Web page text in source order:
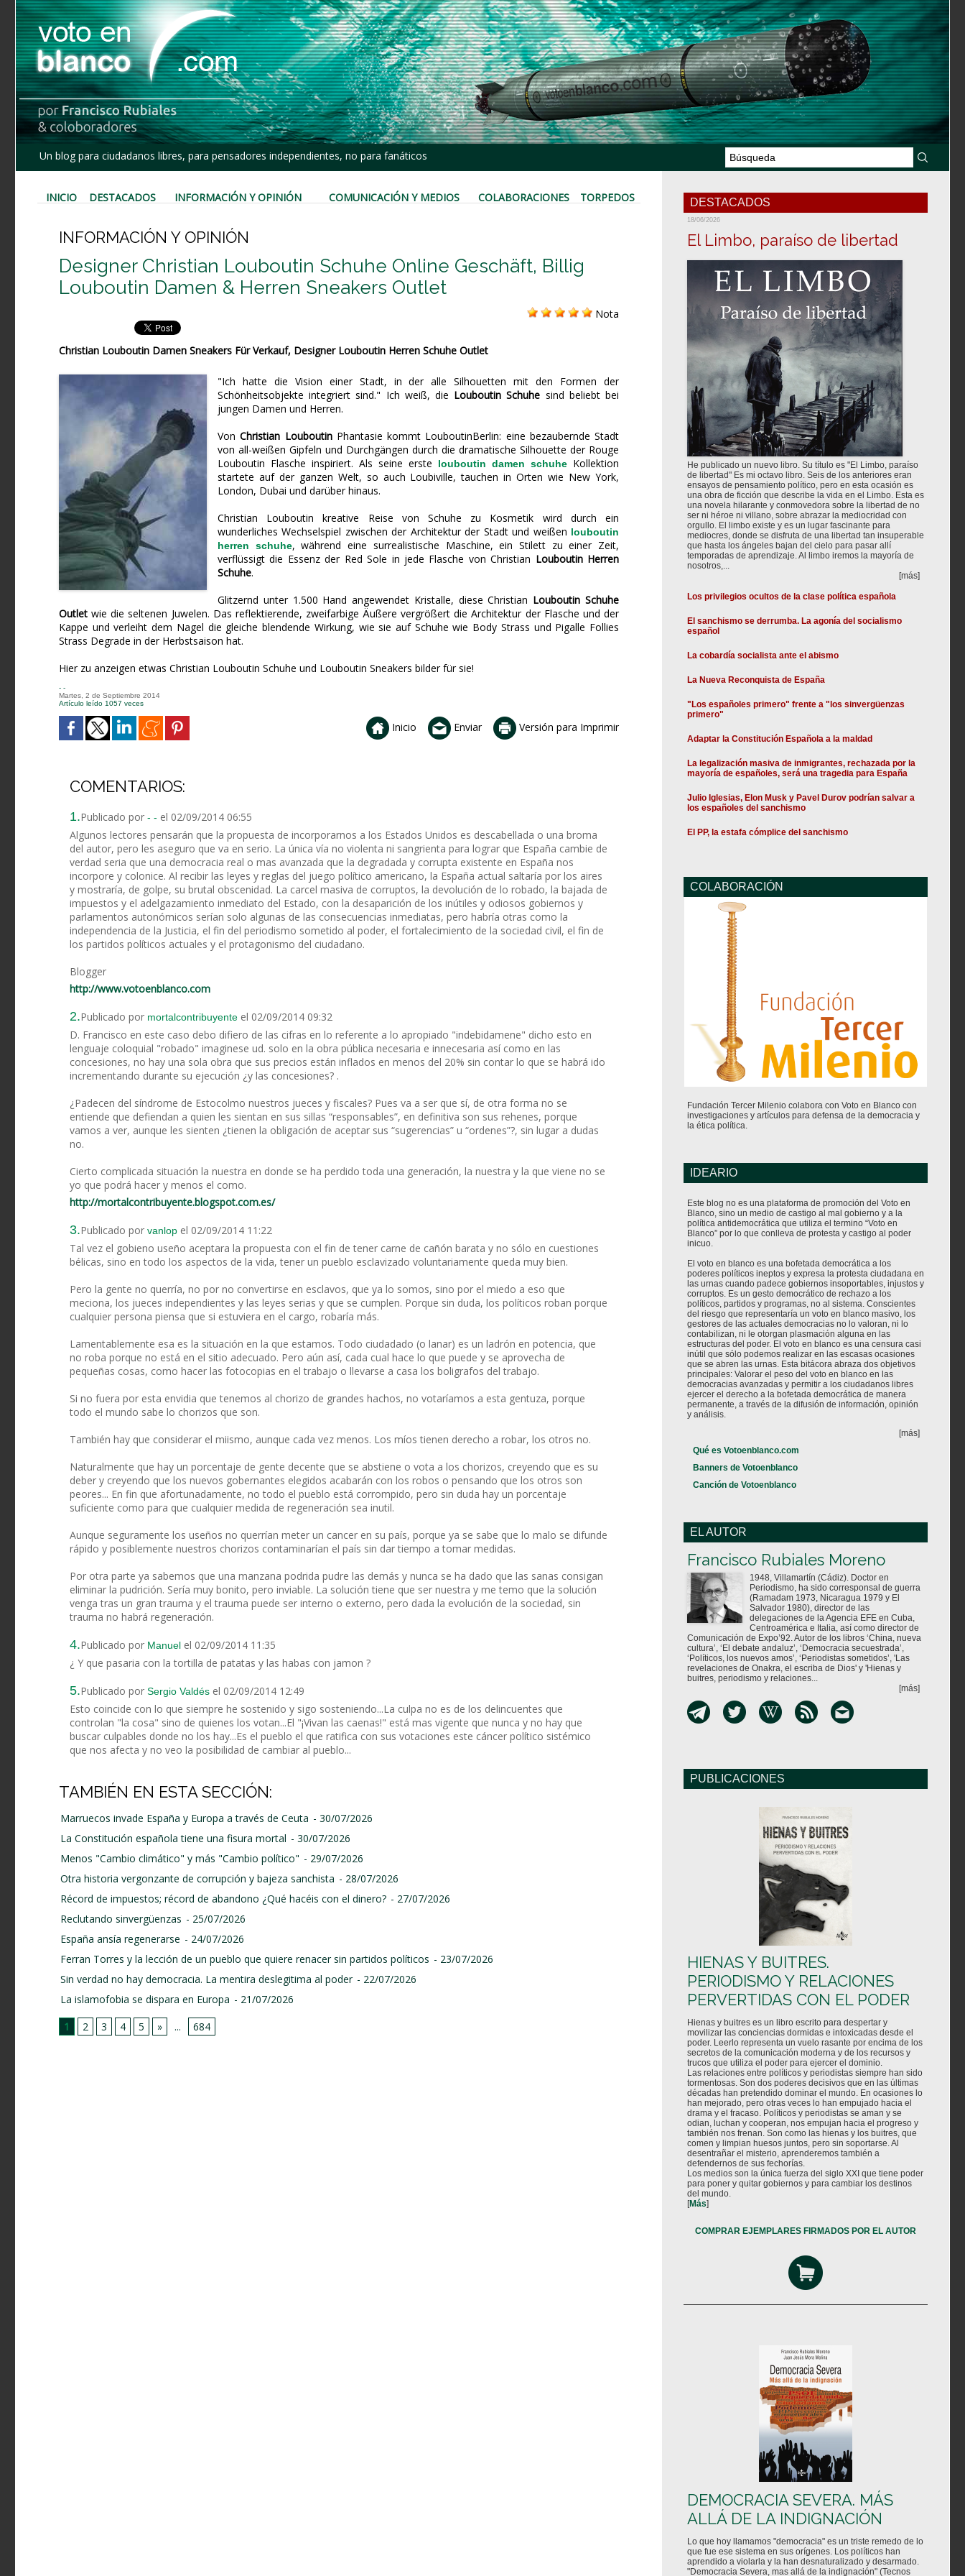
Un blog para ciudadanos libres, para pensadores independientes, no para fanáticos
INICIO DESTACADOS INFORMACIÓN Y OPINIÓN COMUNICACIÓN Y MEDIOS COLABORACIONES TORPEDOS
INFORMACIÓN Y OPINIÓN
Designer Christian Louboutin Schuhe Online Geschäft, Billig
Louboutin Damen & Herren Sneakers Outlet
Nota
Christian Louboutin Damen Sneakers Für Verkauf, Designer Louboutin Herren Schuhe Outlet
"Ich hatte die Vision einer Stadt, in der alle Silhouetten mit den Formen der
Schönheitsobjekte integriert sind." Ich weiß, die Louboutin Schuhe sind beliebt bei
jungen Damen und Herren.
VonChristian LouboutinPhantasie kommt LouboutinBerlin: eine bezaubernde Stadt
von all-weißen Gipfeln und Durchgängen durch die dramatische Silhouette der Rouge
Louboutin Flasche inspiriert. Als seine erste
louboutin damen schuhe Kollektion
startete auf der ganzen Welt, so auch Loubiville, tauchen in Orten wie New York,
London, Dubai und darüber hinaus.
Christian Louboutin kreative Reise von Schuhe zu Kosmetik wird durch ein
wunderliches Wechselspiel zwischen der Architektur der Stadt und weißen louboutin
herren schuhe, während eine surrealistische Maschine, ein Stilett zu einer Zeit,
verflüssigt die Essenz der Red Sole in jede Flasche von Christian Louboutin Herren
Schuhe.
Glitzernd unter 1.500 Hand angewendet Kristalle, diese Christian Louboutin Schuhe
Outlet wie die seltenen Juwelen. Das reflektierende, zweifarbige Äußere vergrößert die Architektur der Flasche und der
Kappe und verleiht dem Nagel die gleiche blendende Wirkung, wie sie auf Schuhe wie Body Strass und Pigalle Follies
Strass Degrade in der Herbstsaison hat.
Hier zu anzeigen etwas Christian Louboutin Schuhe und Louboutin Sneakers bilder für sie!
- -
Martes, 2 de Septiembre 2014
Artículo leído 1057 veces
Inicio Enviar Versión para Imprimir
COMENTARIOS:
1.Publicado por - - el 02/09/2014 06:55
Algunos lectores pensarán que la propuesta de incorporarnos a los Estados Unidos es descabellada o una broma
del autor, pero les aseguro que va en serio. La única vía no violenta ni sangrienta para lograr que España cambie de
verdad seria que una democracia real o mas avanzada que la degradada y corrupta existente en España nos
incorpore y colonice. Al recibir las leyes y reglas del juego político americano, la España actual saltaría por los aires
y mostraría, de golpe, su brutal obscenidad. La carcel masiva de corruptos, la devolución de lo robado, la bajada de
impuestos y el adelgazamiento inmediato del Estado, con la desaparición de los inútiles y odiosos gobiernos y
parlamentos autonómicos serían solo algunas de las consecuencias inmediatas, pero habría otras como la
independencia de la Justicia, el fin del periodismo sometido al poder, el fortalecimiento de la sociedad civil, el fin de
los partidos políticos actuales y el protagonismo del ciudadano.
Blogger
http://www.votoenblanco.com
2.Publicado por mortalcontribuyente el 02/09/2014 09:32
D. Francisco en este caso debo difiero de las cifras en lo referente a lo apropiado "indebidamene" dicho esto en
lenguaje coloquial "robado" imaginese ud. solo en la obra pública necesaria e innecesaria así como en las
concesiones, no hay una sola obra que sus precios están inflados en menos del 20% sin contar lo que se habrá ido
incrementando durante su ejecución ¿y las concesiones? .
¿Padecen del síndrome de Estocolmo nuestros jueces y fiscales? Pues va a ser que sí, de otra forma no se
entiende que defiendan a quien les sientan en sus sillas “responsables”, en definitiva son sus rehenes, porque
vamos a ver, aunque les sienten ¿tienen la obligación de aceptar sus “sugerencias” u “ordenes”?, sin lugar a dudas
no.
Cierto complicada situación la nuestra en donde se ha perdido toda una generación, la nuestra y la que viene no se
yo que podrá hacer y menos el como.
http://mortalcontribuyente.blogspot.com.es/
3.Publicado por vanlop el 02/09/2014 11:22
Tal vez el gobieno useño aceptara la propuesta con el fin de tener carne de cañón barata y no sólo en cuestiones
bélicas, sino en todo los aspectos de la vida, tener un pueblo esclavizado voluntariamente queda muy bien.
Pero la gente no querría, no por no convertirse en esclavos, que ya lo somos, sino por el miedo a eso que
meciona, los jueces independientes y las leyes serias y que se cumplen. Porque sin duda, los políticos roban porque
cualquier persona piensa que si estuviera en el cargo, robaría más.
Lamentablemente esa es la situación en la que estamos. Todo ciudadado (o lanar) es un ladrón en potencia, que
no roba porque no está en el sitio adecuado. Pero aún así, cada cual hace lo que puede y se aprovecha de
pequeñas cosas, como hacer las fotocopias en el trabajo o llevarse a casa los boligrafos del trabajo.
Si no fuera por esta envidia que tenemos al chorizo de grandes hachos, no votaríamos a esta gentuza, porque
todo el mundo sabe lo chorizos que son.
También hay que considerar el miismo, aunque cada vez menos. Los míos tienen derecho a robar, los otros no.
Naturalmente que hay un porcentaje de gente decente que se abstiene o vota a los chorizos, creyendo que es su
deber y creyendo que los nuevos gobernantes elegidos acabarán con los robos o pensando que los otros son
peores... En fin que afortunadamente, no todo el pueblo está corrompido, pero sin duda hay un porcentaje
suficiente como para que cualquier medida de regeneración sea inutil.
Aunque seguramente los useños no querrían meter un cancer en su país, porque ya se sabe que lo malo se difunde
rápido y posiblemente nuestros chorizos contaminarían el país sin dar tiempo a tomar medidas.
Por otra parte ya sabemos que una manzana podrida pudre las demás y nunca se ha dado que las sanas consigan
eliminar la pudrición. Sería muy bonito, pero inviable. La solución tiene que ser nuestra y me temo que la solución
venga tras un gran trauma y el trauma puede ser interno o externo, pero dada la evolución de la sociedad, sin
trauma no habrá regeneración.
4.Publicado por Manuel el 02/09/2014 11:35
¿ Y que pasaria con la tortilla de patatas y las habas con jamon ?
5.Publicado por Sergio Valdés el 02/09/2014 12:49
Esto coincide con lo que siempre he sostenido y sigo sosteniendo...La culpa no es de los delincuentes que
controlan "la cosa" sino de quienes los votan...El "¡Vivan las caenas!" está mas vigente que nunca y no hay que
buscar culpables donde no los hay...Es el pueblo el que ratifica con sus votaciones este cáncer político sistémico
que nos afecta y no veo la posibilidad de cambiar al pueblo...
TAMBIÉN EN ESTA SECCIÓN:
Marruecos invade España y Europa a través de Ceuta - 30/07/2026
La Constitución española tiene una fisura mortal - 30/07/2026
Menos "Cambio climático" y más "Cambio político" - 29/07/2026
Otra historia vergonzante de corrupción y bajeza sanchista - 28/07/2026
Récord de impuestos; récord de abandono ¿Qué hacéis con el dinero? - 27/07/2026
Reclutando sinvergüenzas - 25/07/2026
España ansía regenerarse - 24/07/2026
Ferran Torres y la lección de un pueblo que quiere renacer sin partidos políticos - 23/07/2026
Sin verdad no hay democracia. La mentira deslegitima al poder - 22/07/2026
La islamofobia se dispara en Europa - 21/07/2026
1
2 3 4 5 » ... 684
DESTACADOS
18/06/2026
El Limbo, paraíso de libertad
He publicado un nuevo libro. Su título es "El Limbo, paraíso
de libertad" Es mi octavo libro. Seis de los anteriores eran
ensayos de pensamiento político, pero en esta ocasión es
una obra de ficción que describe la vida en el Limbo. Esta es
una novela hilarante y conmovedora sobre la libertad de no
ser ni héroe ni villano, sobre abrazar la mediocridad con
orgullo. El limbo existe y es un lugar fascinante para
mediocres, donde se disfruta de una libertad tan insuperable
que hasta los ángeles bajan del cielo para pasar allí
temporadas de aprendizaje. Al limbo iremos la mayoría de
nosotros,...
[más]
Los privilegios ocultos de la clase política española
El sanchismo se derrumba. La agonía del socialismo
español
La cobardía socialista ante el abismo
La Nueva Reconquista de España
"Los españoles primero" frente a "los sinvergüenzas
primero"
Adaptar la Constitución Española a la maldad
La legalización masiva de inmigrantes, rechazada por la
mayoría de españoles, será una tragedia para España
Julio Iglesias, Elon Musk y Pavel Durov podrían salvar a
los españoles del sanchismo
El PP, la estafa cómplice del sanchismo
COLABORACIÓN
Fundación Tercer Milenio colabora con Voto en Blanco con
investigaciones y artículos para defensa de la democracia y
la ética política.
IDEARIO
Este blog no es una plataforma de promoción del Voto en
Blanco, sino un medio de castigo al mal gobierno y a la
política antidemocrática que utiliza el termino “Voto en
Blanco” por lo que conlleva de protesta y castigo al poder
inicuo.
El voto en blanco es una bofetada democrática a los
poderes políticos ineptos y expresa la protesta ciudadana en
las urnas cuando padece gobiernos insoportables, injustos y
corruptos. Es un gesto democrático de rechazo a los
políticos, partidos y programas, no al sistema. Conscientes
del riesgo que representaría un voto en blanco masivo, los
gestores de las actuales democracias no lo valoran, ni lo
contabilizan, ni le otorgan plasmación alguna en las
estructuras del poder. El voto en blanco es una censura casi
inútil que sólo podemos realizar en las escasas ocasiones
que se abren las urnas. Esta bitácora abraza dos objetivos
principales: Valorar el peso del voto en blanco en las
democracias avanzadas y permitir a los ciudadanos libres
ejercer el derecho a la bofetada democrática de manera
permanente, a través de la difusión de información, opinión
y análisis.
[más]
Qué es Votoenblanco.com
Banners de Votoenblanco
Canción de Votoenblanco
EL AUTOR
Francisco Rubiales Moreno
1948, Villamartín (Cádiz). Doctor en
Periodismo, ha sido corresponsal de guerra
(Ramadam 1973, Nicaragua 1979 y El
Salvador 1980), director de las
delegaciones de la Agencia EFE en Cuba,
Centroamérica e Italia, así como director de
Comunicación de Expo’92. Autor de los libros ‘China, nueva
cultura’, ‘El debate andaluz’, ‘Democracia secuestrada’,
‘Políticos, los nuevos amos’, ‘Periodistas sometidos’, 'Las
revelaciones de Onakra, el escriba de Dios' y 'Hienas y
buitres, periodismo y relaciones...
[más]
PUBLICACIONES
HIENAS Y BUITRES.
PERIODISMO Y RELACIONES
PERVERTIDAS CON EL PODER
Hienas y buitres es un libro escrito para despertar y
movilizar las conciencias dormidas e intoxicadas desde el
poder. Leerlo representa un vuelo rasante por encima de los
secretos de la comunicación moderna y de los recursos y
trucos que utiliza el poder para ejercer el dominio.
Las relaciones entre políticos y periodistas siempre han sido
tormentosas. Son dos poderes decisivos que en las últimas
décadas han pretendido dominar el mundo. En ocasiones lo
han mejorado, pero otras veces lo han empujado hacia el
drama y el fracaso. Políticos y periodistas se aman y se
odian, luchan y cooperan, nos empujan hacia el progreso y
también nos frenan. Son como las hienas y los buitres, que
comen y limpian huesos juntos, pero sin soportarse. Al
desentrañar el misterio, aprenderemos también a
defendernos de sus fechorías.
Los medios son la única fuerza del siglo XXI que tiene poder
para poner y quitar gobiernos y para cambiar los destinos
del mundo.
[Más]
COMPRAR EJEMPLARES FIRMADOS POR EL AUTOR
DEMOCRACIA SEVERA. MÁS
ALLÁ DE LA INDIGNACIÓN
Lo que hoy llamamos "democracia" es un triste remedo de lo
que fue ese sistema en sus orígenes. Los políticos han
aprendido a violarla y la han desnaturalizado y desarmado.
"Democracia Severa, mas allá de la indignación" (Tecnos